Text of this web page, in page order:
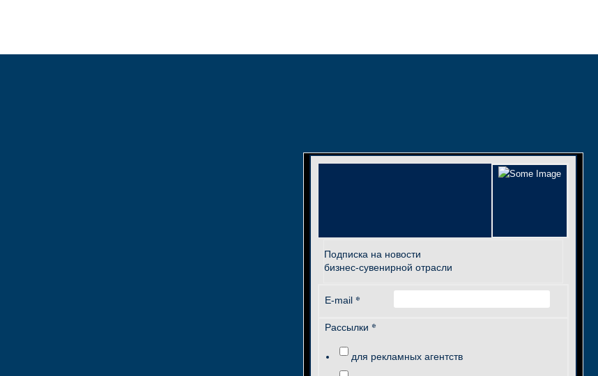
Подписка на новости
бизнес-сувенирной отрасли
E-mail *
Рассылки *
для рекламных агентств